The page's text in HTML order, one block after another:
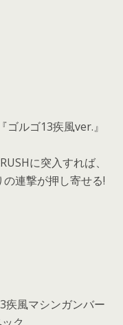
ルゴ13疾風ver.』
に突入すれば、
連撃が押し寄せる!